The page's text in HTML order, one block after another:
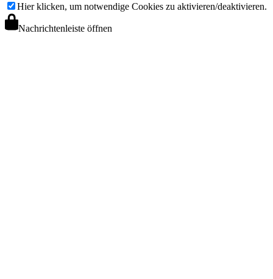
Hier klicken, um notwendige Cookies zu aktivieren/deaktivieren.
Nachrichtenleiste öffnen